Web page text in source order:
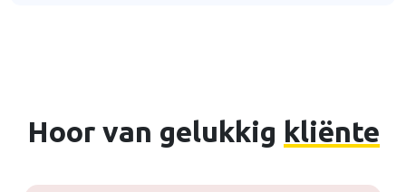
Hoor van gelukkig kliënte